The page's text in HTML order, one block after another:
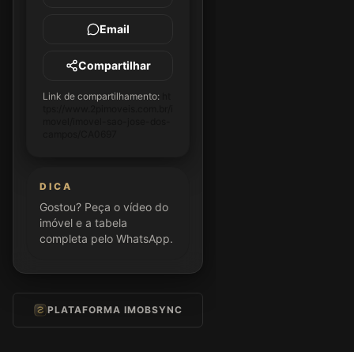
Email
Compartilhar
Link de compartilhamento:
DICA
Gostou? Peça o vídeo do
imóvel e a tabela
completa pelo WhatsApp.
PLATAFORMA IMOBSYNC